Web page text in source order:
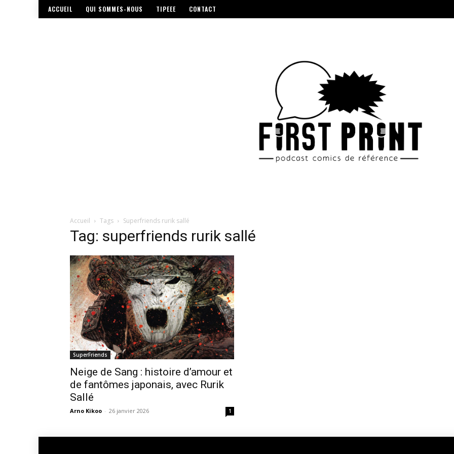
ACCUEIL QUI SOMMES-NOUS TIPEEE CONTACT
Accueil Tags Superfriends rurik sallé
Tag: superfriends rurik sallé
SuperFriends
Neige de Sang : histoire d’amour et
de fantômes japonais, avec Rurik
Sallé
Arno Kikoo - 26 janvier 2026 1